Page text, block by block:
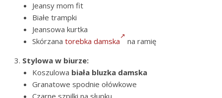
Jeansy mom fit
Białe trampki
Jeansowa kurtka
Skórzana torebka damska
na ramię
Stylowa w biurze:
Koszulowa biała bluzka damska
Granatowe spodnie ołówkowe
Czarne szpilki na słupku